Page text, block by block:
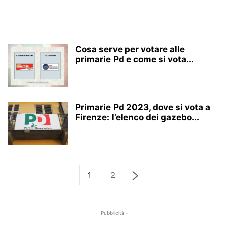
Cosa serve per votare alle
primarie Pd e come si vota...
Primarie Pd 2023, dove si vota a
Firenze: l’elenco dei gazebo...
1 2
- Pubblicità -